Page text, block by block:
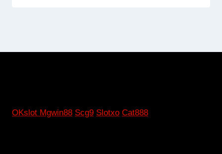
OKslot Mgwin88 Scg9 Slotxo Cat888